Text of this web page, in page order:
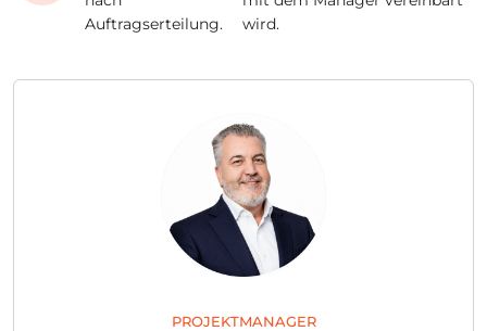
Auftragserteilung.
wird.
PROJEKTMANAGER